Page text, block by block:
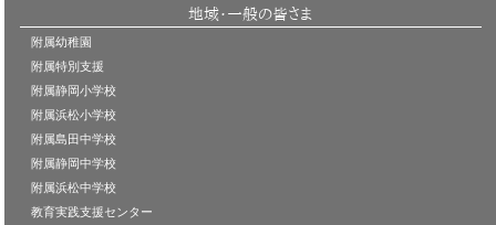
地域・一般の皆さま
附属幼稚園
附属特別支援
附属静岡小学校
附属浜松小学校
附属島田中学校
附属静岡中学校
附属浜松中学校
教育実践支援センター